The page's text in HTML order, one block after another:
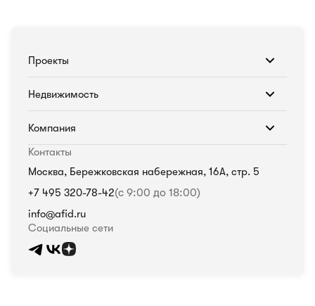
Проекты
Недвижимость
Компания
Контакты
Москва, Бережковская набережная, 16А, стр. 5
+7 495 320-78-42(с 9:00 до 18:00)
info@afid.ru
Социальные сети